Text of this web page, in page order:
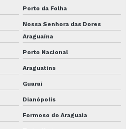
Porto da Folha
Nossa Senhora das Dores
Araguaína
Porto Nacional
Araguatins
Guaraí
Dianópolis
Formoso do Araguaia